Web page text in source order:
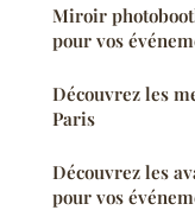
Miroir
pour vos
Découvrez les
Paris
Découvrez les
pour vos